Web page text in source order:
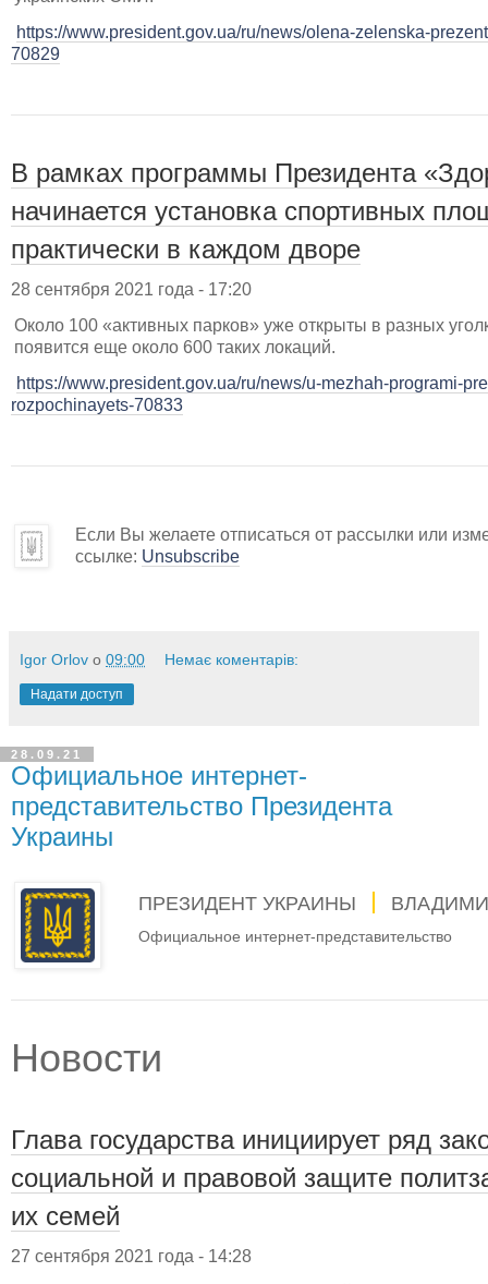
https://www.president.gov.ua/ru/news/olena-zelenska-
70829
В рамках программы Президента
начинается установка спортивных
практически в каждом дворе
28 сентября 2021 года - 17:20
Около 100 «активных парков» уже открыты в разных
появится еще около 600 таких локаций.
https://www.president.gov.ua/ru/news/u-mezhah-programi-
rozpochinayets-70833
Если Вы желаете отписаться от рассылки или
ссылке: Unsubscribe
Igor Orlov о 09:00 Немає коментарів:
Надати доступ
28.09.21
Официальное интернет-
представительство Президента
Украины
ПРЕЗИДЕНТ УКРАИНЫ
Официальное интернет-представительство
Новости
Глава государства инициирует ряд
социальной и правовой защите
их семей
27 сентября 2021 года - 14:28